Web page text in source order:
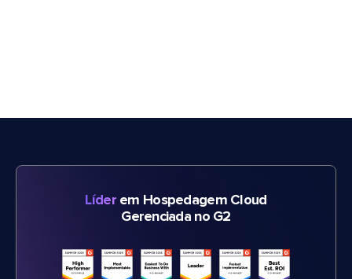
Líderem Hospedagem Cloud
Gerenciada no G2